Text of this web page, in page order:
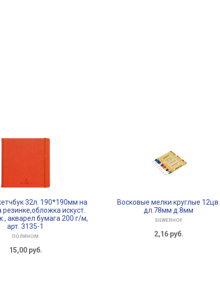
32л. 190*190мм на
резинке,обложка искуст.
акварел бумага 200 г/м,
арт. 3135-1
ПОЛИНОМ
15,00 руб.
Восковые мелки круглые 12цв.
дл.78мм д.8мм
SILWERHOF
2,16 руб.